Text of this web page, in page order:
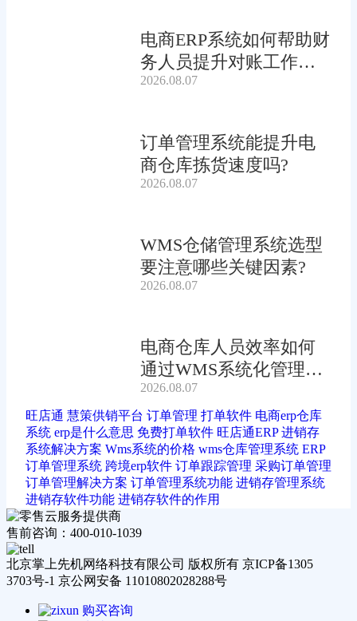
电商ERP系统如何帮助财
务人员提升对账工作效
率?
2026.08.07
订单管理系统能提升电
商仓库拣货速度吗?
2026.08.07
WMS仓储管理系统选型
要注意哪些关键因素?
2026.08.07
电商仓库人员效率如何
通过WMS系统化管理提
升?
2026.08.07
旺店通 慧策供销平台 订单管理 打单软件 电商erp仓库
系统 erp是什么意思 免费打单软件 旺店通ERP 进销存
系统解决方案 Wms系统的价格 wms仓库管理系统 ERP
订单管理系统 跨境erp软件 订单跟踪管理 采购订单管理
订单管理解决方案 订单管理系统功能 进销存管理系统
进销存软件功能 进销存软件的作用
售前咨询：400-010-1039
北京掌上先机网络科技有限公司 版权所有 京ICP备1305
3703号-1 京公网安备 11010802028288号
购买咨询